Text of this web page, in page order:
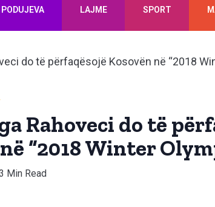
PODUJEVA LAJME SPORT
Rahoveci do të
“2018 Winter
Min Read